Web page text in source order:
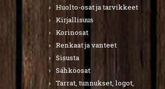
Huolto-osat ja tarvikkeet
Kirjallisuus
Korinosat
Renkaat ja vanteet
Sisusta
Sähköosat
Tarrat, tunnukset, logot,